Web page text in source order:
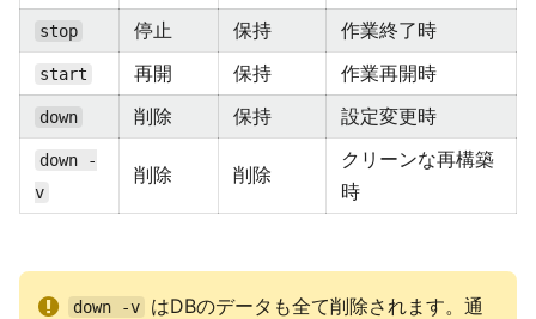
stop 停止 保持 作業終了時
start 再開 保持 作業再開時
down 削除 保持 設定変更時
down -
v
削除 削除
クリーンな再構築
時
down -v
はDBのデータも全て削除されます。通